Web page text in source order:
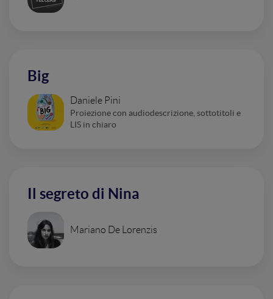
Big
Daniele Pini
Proiezione con audiodescrizione, sottotitoli e
LIS in chiaro
Il segreto di Nina
Mariano De Lorenzis